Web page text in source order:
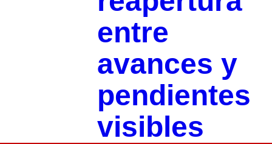
entre
avances y
pendientes
visibles